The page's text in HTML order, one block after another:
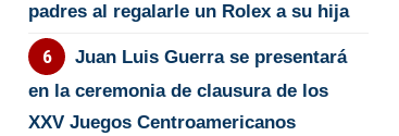
padres al regalarle un Rolex a su hija
Juan Luis Guerra se presentará
en la ceremonia de clausura de los
XXV Juegos Centroamericanos